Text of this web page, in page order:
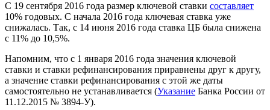
С 19 сентября 2016 года размер ключевой ставки составляет
10% годовых. С начала 2016 года ключевая ставка уже
снижалась. Так, с 14 июня 2016 года ставка ЦБ была снижена
с 11% до 10,5%.
Напомним, что с 1 января 2016 года значения ключевой
ставки и ставки рефинансирования приравнены друг к другу,
а значение ставки рефинансирования с этой же даты
самостоятельно не устанавливается (Указание Банка России от
11.12.2015 № 3894-У).